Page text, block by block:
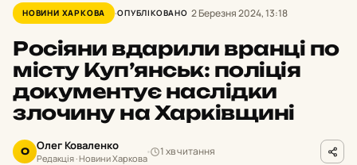
до
контенту
НОВИНИ ХАРКОВА ОПУБЛІКОВАНО 2 Березня 2024, 13:18
Росіяни вдарили вранці по
місту Куп’янськ: поліція
документує наслідки
злочину на Харківщині
О Олег Коваленко
Редакція · Новини Харкова
1 хв читання